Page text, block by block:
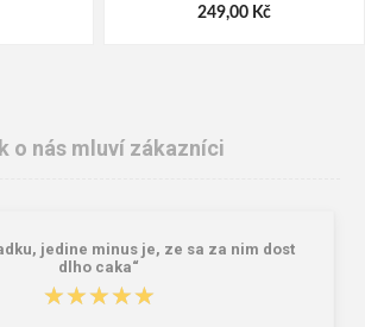
249,00 Kč
o nás mluví zákazníci
jedine minus je, ze sa za nim dost
dlho caka“
★★★★★
★★★★★